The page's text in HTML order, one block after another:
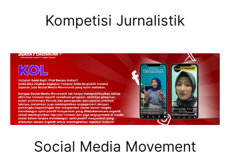
Kompetisi Jurnalistik
Social Media Movement